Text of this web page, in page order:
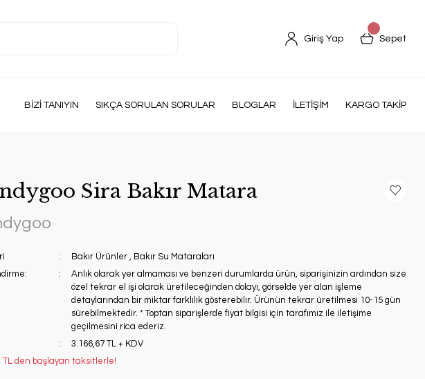
Giriş Yap Sepet
BİZİ TANIYIN SIKÇA SORULAN SORULAR BLOGLAR İLETİŞİM KARGO TAKİP
Sira Bakır Matara
Bakır Ürünler , Bakır Su Mataraları
Anlık olarak yer almaması ve benzeri durumlarda ürün, siparişinizin ardından size
özel tekrar el işi olarak üretileceğinden dolayı, görselde yer alan işleme
detaylarından bir miktar farklılık gösterebilir. Ürünün tekrar üretilmesi 10-15 gün
sürebilmektedir. * Toptan siparişlerde fiyat bilgisi için tarafımız ile iletişime
geçilmesini rica ederiz.
3.166,67 TL + KDV
TL den başlayan taksitlerle!